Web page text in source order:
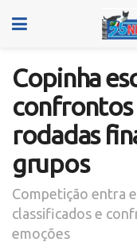
Copinha
confrontos
rodadas
grupos
Competição entra
classificados e
emoções